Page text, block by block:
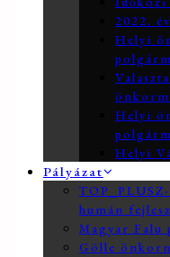
2022.
Helyi
Helyi
Helyi
Pályázat
humán
Magyar Falu
Gölle